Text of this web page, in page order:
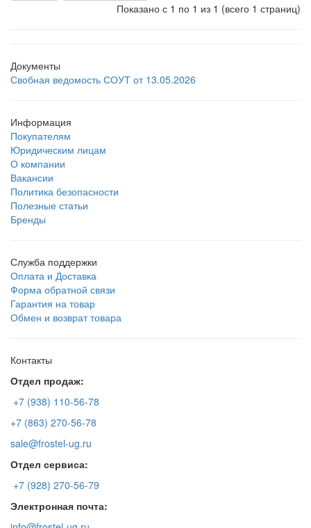
Показано с 1 по 1 из 1 (всего 1 страниц)
Документы
Свобная ведомость СОУТ от 13.05.2026
Информация
Покупателям
Юридическим лицам
О компании
Вакансии
Политика безопасности
Полезные статьи
Бренды
Служба поддержки
Оплата и Доставка
Форма обратной связи
Гарантия на товар
Обмен и возврат товара
Контакты
Отдел продаж:
+7 (938) 110-56-78
+7 (863) 270-56-78
sale@frostel-ug.ru
Отдел сервиса:
+7 (928) 270-56-79
Электронная почта: